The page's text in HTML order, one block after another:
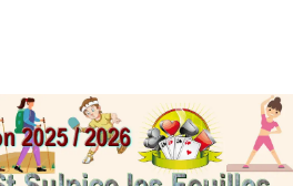
de Saint
Sulpice les